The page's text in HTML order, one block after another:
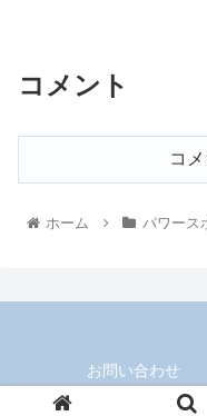
コメント
コ
ホーム パワー
お問い合わせ
©